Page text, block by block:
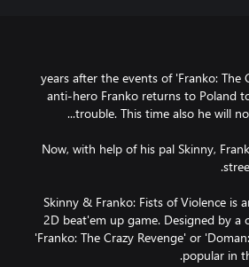
28 years after the events of 'Franko:
anti-hero Franko returns to Poland
Now, with help of his pal Skinny,
Skinny & Franko: Fists of Violence is
2D beat'em up game. Designed by a
'Franko: The Crazy Revenge' or